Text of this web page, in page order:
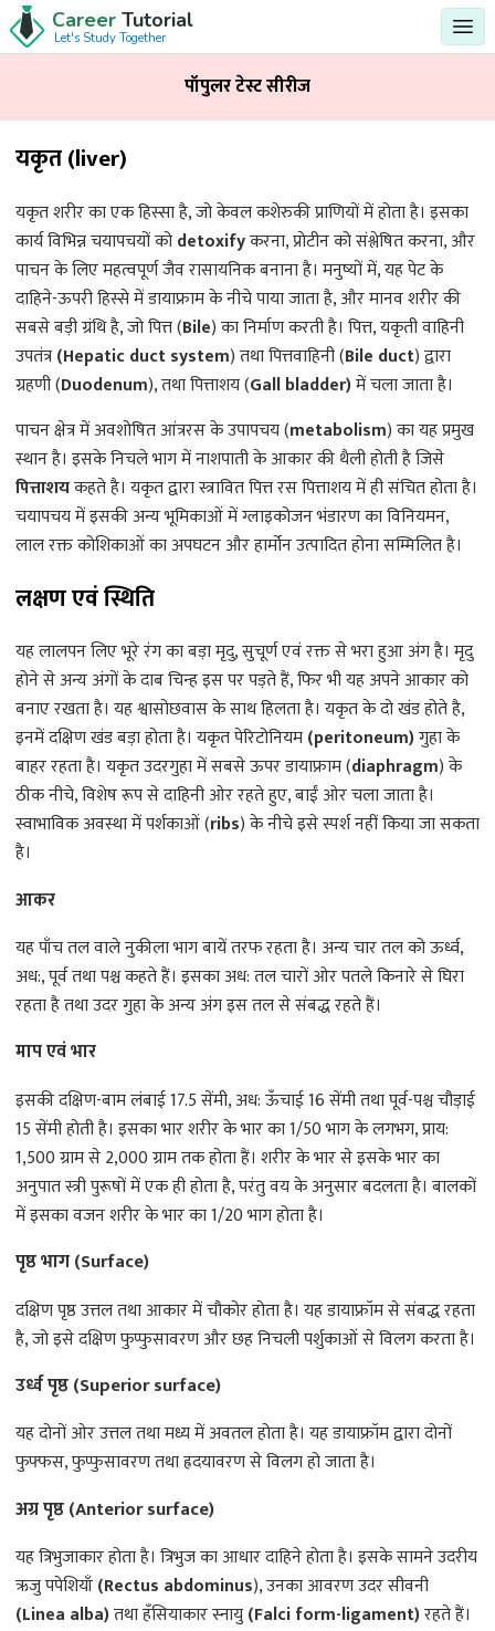
Career Tutorial
Let's Study Together
यकृत (liver)
यकृत शरीर का एक हिस्सा है, जो केवल कशेरुकी प्राणियों में होता है। इसका
कार्य विभिन्न चयापचयों कोdetoxifyकरना, प्रोटीन को संश्लेषित करना, और
पाचन के लिए महत्वपूर्ण जैव रासायनिक बनाना है। मनुष्यों में, यह पेट के
दाहिने-ऊपरी हिस्से में डायाफ्राम के नीचे पाया जाता है, और मानव शरीर की
सबसे बड़ी ग्रंथि है, जो पित्त (Bile) का निर्माण करती है। पित्त, यकृती वाहिनी
उपतंत्र(Hepatic duct system) तथा पित्तवाहिनी (Bile duct) द्वारा
ग्रहणी (Duodenum), तथा पित्ताशय (Gall bladder)में चला जाता है।
पाचन क्षेत्र में अवशोषित आंत्ररस के उपापचय (metabolism) का यह प्रमुख
स्थान है। इसके निचले भाग में नाशपाती के आकार की थैली होती है जिसे
पित्ताशयकहते है। यकृत द्वारा स्त्रावित पित्त रस पित्ताशय में ही संचित होता है।
चयापचय में इसकी अन्य भूमिकाओं में ग्लाइकोजन भंडारण का विनियमन,
लाल रक्त कोशिकाओं का अपघटन और हार्मोन उत्पादित होना सम्मिलित है।
लक्षण एवं स्थिति
यह लालपन लिए भूरे रंग का बड़ा मृदु, सुचूर्ण एवं रक्त से भरा हुआ अंग है। मृदु
होने से अन्य अंगों के दाब चिन्ह इस पर पड़ते हैं, फिर भी यह अपने आकार को
बनाए रखता है। यह श्वासोछवास के साथ हिलता है। यकृत के दो खंड होते है,
इनमें दक्षिण खंड बड़ा होता है। यकृत पेरिटोनियम(peritoneum)गुहा के
बाहर रहता है। यकृत उदरगुहा में सबसे ऊपर डायाफ्राम (diaphragm) के
ठीक नीचे, विशेष रूप से दाहिनी ओर रहते हुए, बाईं ओर चला जाता है।
स्वाभाविक अवस्था में पर्शकाओं (ribs) के नीचे इसे स्पर्श नहीं किया जा सकता
है।
आकर
यह पाँच तल वाले नुकीला भाग बायें तरफ रहता है। अन्य चार तल को ऊर्ध्व,
अध:, पूर्व तथा पश्च कहते हैं। इसका अध: तल चारों ओर पतले किनारे से घिरा
रहता है तथा उदर गुहा के अन्य अंग इस तल से संबद्ध रहते हैं।
माप एवं भार
इसकी दक्षिण-बाम लंबाई 17.5 सेंमी, अध: ऊँचाई 16 सेंमी तथा पूर्व-पश्च चौड़ाई
15 सेंमी होती है। इसका भार शरीर के भार का 1/50 भाग के लगभग, प्राय:
1,500 ग्राम से 2,000 ग्राम तक होता हैं। शरीर के भार से इसके भार का
अनुपात स्त्री पुरूषों में एक ही होता है, परंतु वय के अनुसार बदलता है। बालकों
में इसका वजन शरीर के भार का 1/20 भाग होता है।
पृष्ठ भाग (Surface)
दक्षिण पृष्ठ उत्तल तथा आकार में चौकोर होता है। यह डायाफ्रॉम से संबद्ध रहता
है, जो इसे दक्षिण फुप्फुसावरण और छह निचली पर्शुकाओं से विलग करता है।
उर्ध्व पृष्ठ (Superior surface)
यह दोनों ओर उत्तल तथा मध्य में अवतल होता है। यह डायाफ्रॉम द्वारा दोनों
फुफ्फस, फुप्फुसावरण तथा ह्रदयावरण से विलग हो जाता है।
अग्र पृष्ठ (Anterior surface)
यह त्रिभुजाकार होता है। त्रिभुज का आधार दाहिने होता है। इसके सामने उदरीय
ऋजु पपेशियाँ(Rectus abdominus), उनका आवरण उदर सीवनी
(Linea alba)तथा हँसियाकार स्नायु(Falci form-ligament)रहते हैं।
पॉपुलर टेस्ट सीरीज